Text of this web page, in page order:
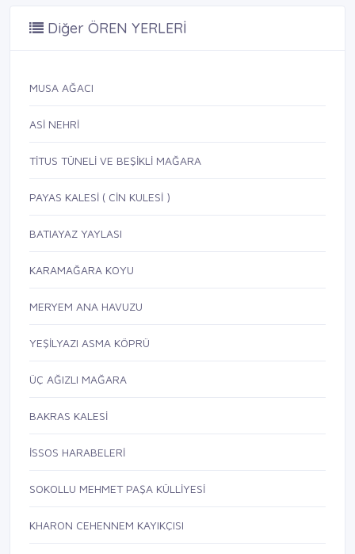
Diğer ÖREN YERLERİ
MUSA AĞACI
ASİ NEHRİ
TİTUS TÜNELİ VE BEŞİKLİ MAĞARA
PAYAS KALESİ ( CİN KULESİ )
BATIAYAZ YAYLASI
KARAMAĞARA KOYU
MERYEM ANA HAVUZU
YEŞİLYAZI ASMA KÖPRÜ
ÜÇ AĞIZLI MAĞARA
BAKRAS KALESİ
İSSOS HARABELERİ
SOKOLLU MEHMET PAŞA KÜLLİYESİ
KHARON CEHENNEM KAYIKÇISI